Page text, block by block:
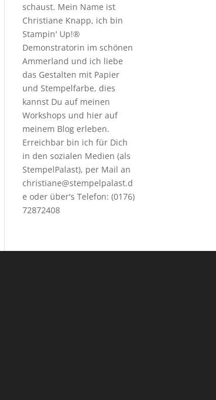
schaust. Mein Name ist
Christiane Knapp, ich bin
Stampin' Up!®
Demonstratorin im schönen
Ammerland und ich liebe
das Gestalten mit Papier
und Stempelfarbe, dies
kannst Du auf meinen
Workshops und hier auf
meinem Blog erleben.
Erreichbar bin ich für Dich
in den sozialen Medien (als
StempelPalast), per Mail an
christiane@stempelpalast.d
e oder über's Telefon: (0176)
72872408